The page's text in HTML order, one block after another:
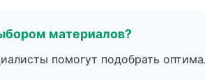
материалов?
помогут подобрать